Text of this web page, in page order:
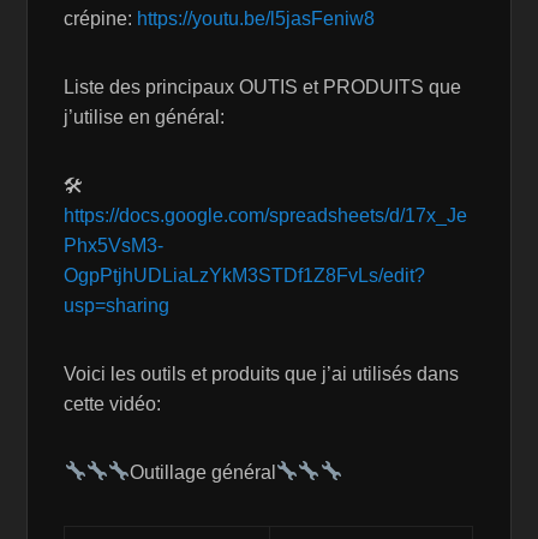
crépine: https://youtu.be/l5jasFeniw8
Liste des principaux OUTIS et PRODUITS que
j’utilise en général:
🛠
https://docs.google.com/spreadsheets/d/17x_Je
Phx5VsM3-
OgpPtjhUDLiaLzYkM3STDf1Z8FvLs/edit?
usp=sharing
Voici les outils et produits que j’ai utilisés dans
cette vidéo:
Outillage général